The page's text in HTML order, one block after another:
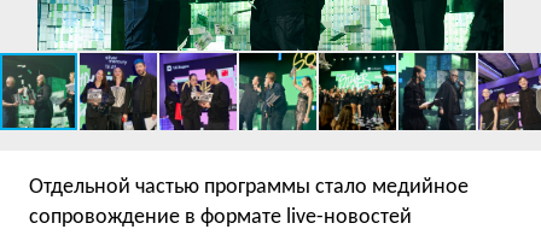
Отдельной частью программы стало медийное
сопровождение в формате live-новостей